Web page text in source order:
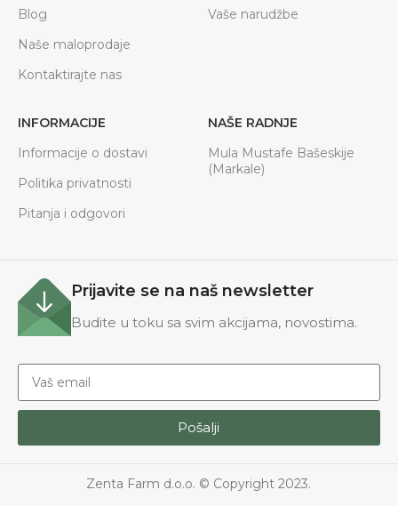
Blog
Naše maloprodaje
Kontaktirajte nas
Vaše narudžbe
INFORMACIJE
Informacije o dostavi
Politika privatnosti
Pitanja i odgovori
NAŠE RADNJE
Mula Mustafe Bašeskije
(Markale)
Prijavite se na naš newsletter
Budite u toku sa svim akcijama, novostima.
Pošalji
Zenta Farm d.o.o. © Copyright 2023.